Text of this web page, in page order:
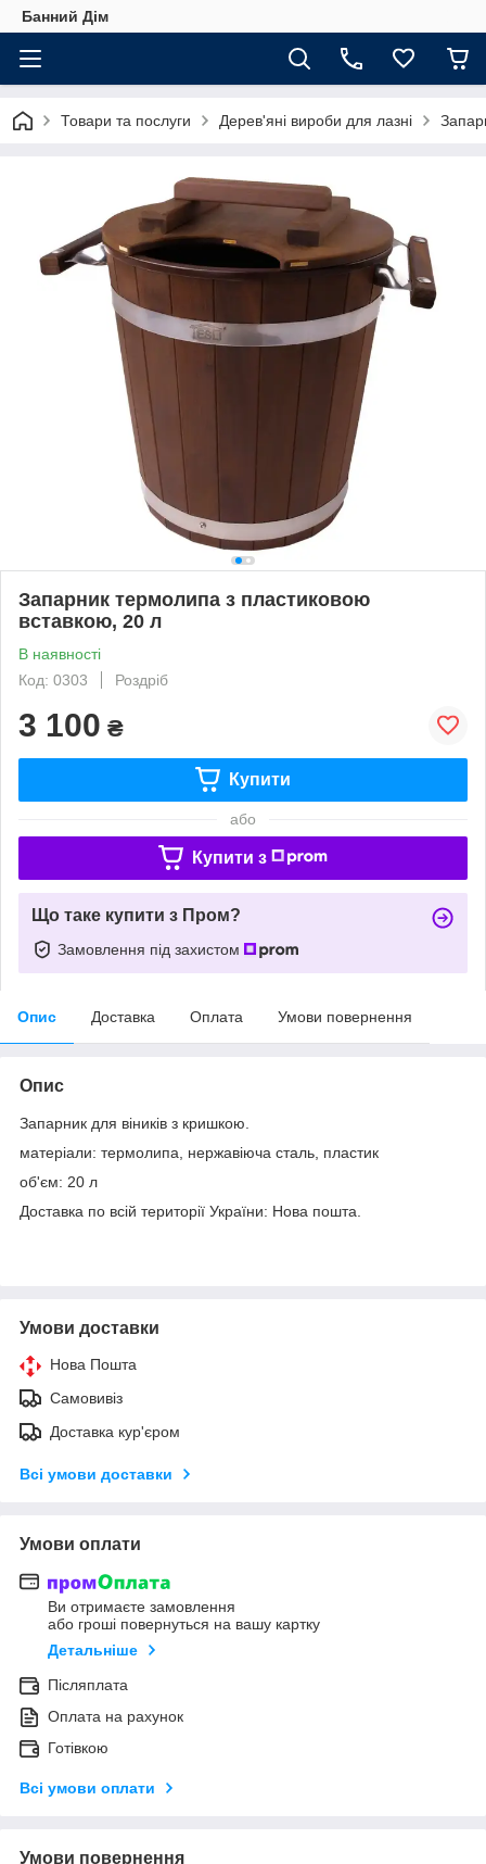
Банний Дім
Товари та послуги Дерев'яні вироби для лазні
Запарник термолипа з пластиковою
вставкою, 20 л
В наявності
Код: 0303
Роздріб
3 100 ₴
Купити
або
Купити з
Що таке купити з Пром?
Замовлення під захистом
Опис Доставка Оплата Умови повернення
Опис
Запарник для віників з кришкою.
матеріали: термолипа, нержавіюча сталь, пластик
об'єм: 20 л
Доставка по всій території України: Нова пошта.
Умови доставки
Нова Пошта
Самовивіз
Доставка кур'єром
Всі умови доставки
Умови оплати
Ви отримаєте замовлення
або гроші повернуться на вашу картку
Детальніше
Післяплата
Оплата на рахунок
Готівкою
Всі умови оплати
Умови повернення